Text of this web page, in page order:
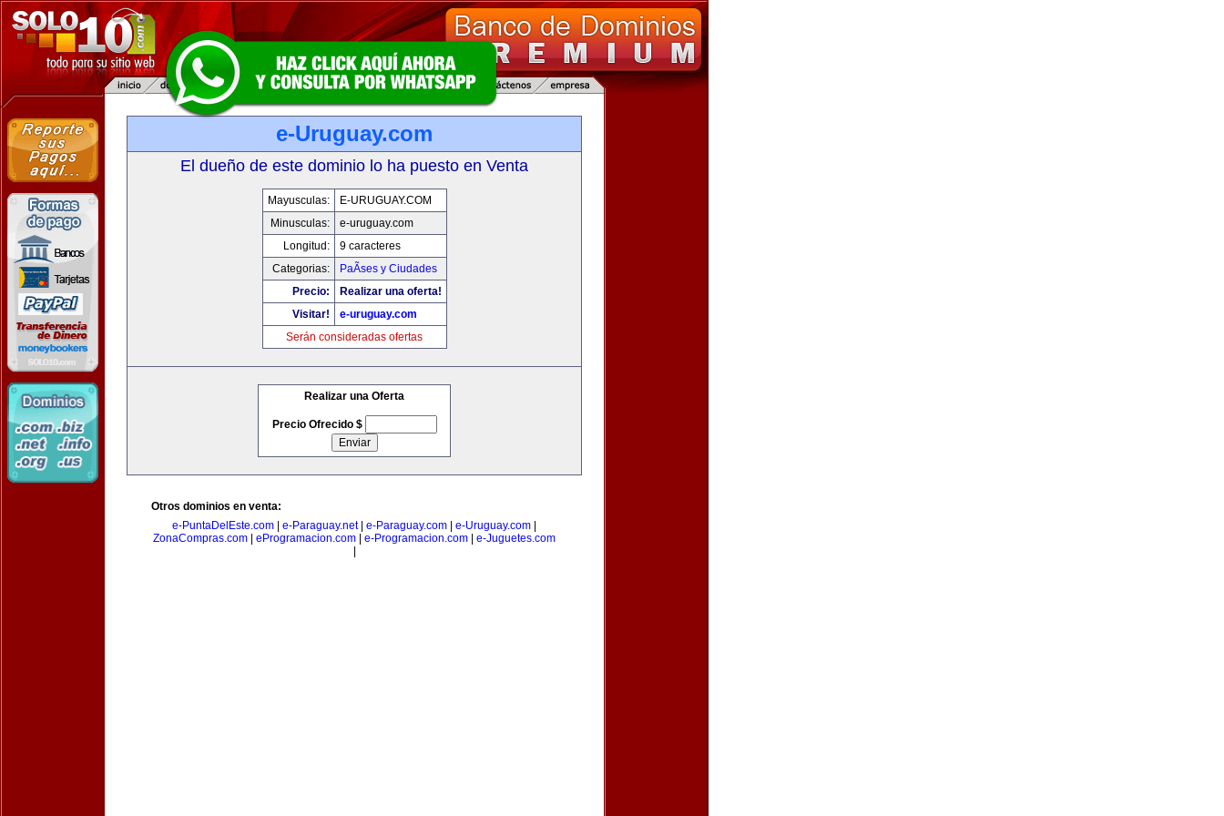
e-Uruguay.com
El dueño de este dominio lo ha puesto en Venta
Mayusculas:
E-URUGUAY.COM
Minusculas:
e-uruguay.com
Longitud:
9 caracteres
Categorias:
PaÃ­ses y Ciudades
Precio:
Realizar una oferta!
Visitar!
e-uruguay.com
Serán consideradas ofertas
Realizar una Oferta
Precio Ofrecido $
Otros dominios en venta:
e-PuntaDelEste.com
e-Paraguay.net| e-Paraguay.com e-Uruguay.com
ZonaCompras.com
eProgramacion.com e-Programacion.com
e-Juguetes.com